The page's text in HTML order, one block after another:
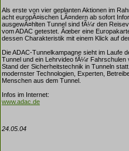
Als erste von vier geplanten Aktionen im
acht europÃ¤ischen LÃ¤ndern ab sofort
ausgewÃ¤hlten Tunnel sind fÃ¼r den
vom ADAC getestet. Ãœber eine
dessen Charakteristik mit einem Klick auf
Die ADAC-Tunnelkampagne sieht im Laufe
Tunnel und ein Lehrvideo fÃ¼r Fahrschulen
Stand der Sicherheitstechnik in Tunneln
modernster Technologien, Experten,
Menschen aus dem Tunnel.
Infos im Internet:
www.adac.de
24.05.04